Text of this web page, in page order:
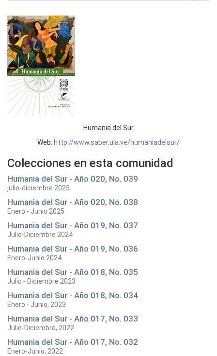
Humania del Sur
Web: http://www.saber.ula.ve/humaniadelsur/
Colecciones en esta comunidad
Humania del Sur - Año 020, No. 039
julio-diciembre 2025
Humania del Sur - Año 020, No. 038
Enero - Junio 2025
Humania del Sur - Año 019, No. 037
Julio-Diciembre 2024
Humania del Sur - Año 019, No. 036
Enero-Junio 2024
Humania del Sur - Año 018, No. 035
Julio - Diciembre 2023
Humania del Sur - Año 018, No. 034
Enero - Junio, 2023
Humania del Sur - Año 017, No. 033
Julio-Diciembre, 2022
Humania del Sur - Año 017, No. 032
Enero-Junio, 2022